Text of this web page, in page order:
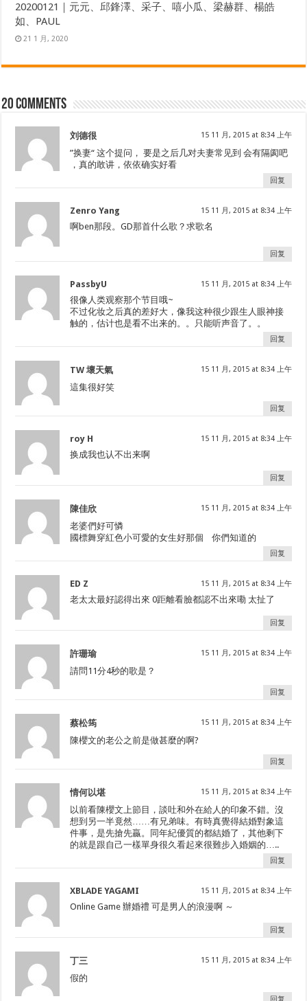
20200121｜元元、邱鋒澤、采子、嘻小瓜、梁赫群、楊皓
如、PAUL
21 1 月, 2020
20 comments
刘德很 15 11 月, 2015 at 8:34 上午
”换妻“ 这个提问， 要是之后几对夫妻常见到 会有隔阂吧
，真的敢讲，依依确实好看
回复
Zenro Yang 15 11 月, 2015 at 8:34 上午
啊ben那段。GD那首什么歌？求歌名
回复
PassbyU 15 11 月, 2015 at 8:34 上午
很像人类观察那个节目哦~
不过化妆之后真的差好大，像我这种很少跟生人眼神接
触的，估计也是看不出来的。。只能听声音了。。
回复
TW 壞天氣 15 11 月, 2015 at 8:34 上午
這集很好笑
回复
roy H 15 11 月, 2015 at 8:34 上午
换成我也认不出来啊
回复
陳佳欣 15 11 月, 2015 at 8:34 上午
老婆們好可憐
國標舞穿紅色小可愛的女生好那個 你們知道的
回复
ED Z 15 11 月, 2015 at 8:34 上午
老太太最好認得出來 0距離看臉都認不出來嘞 太扯了
回复
許珊瑜 15 11 月, 2015 at 8:34 上午
請問11分4秒的歌是？
回复
蔡松筠 15 11 月, 2015 at 8:34 上午
陳櫻文的老公之前是做甚麼的啊?
回复
情何以堪 15 11 月, 2015 at 8:34 上午
以前看陳櫻文上節目，談吐和外在給人的印象不錯。沒
想到另一半竟然……有兄弟味。有時真覺得結婚對象這
件事，是先搶先贏。同年紀優質的都結婚了，其他剩下
的就是跟自己一樣單身很久看起來很難步入婚姻的…..
回复
XBLADE YAGAMI 15 11 月, 2015 at 8:34 上午
Online Game 辦婚禮 可是男人的浪漫啊 ～
回复
丁三 15 11 月, 2015 at 8:34 上午
假的